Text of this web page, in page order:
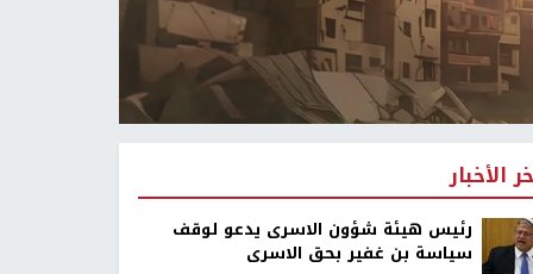
الأخبار
رئيس هيئة شؤون الاسرى يدعو لوقف
سياسة بن غفير بحق الاسرى